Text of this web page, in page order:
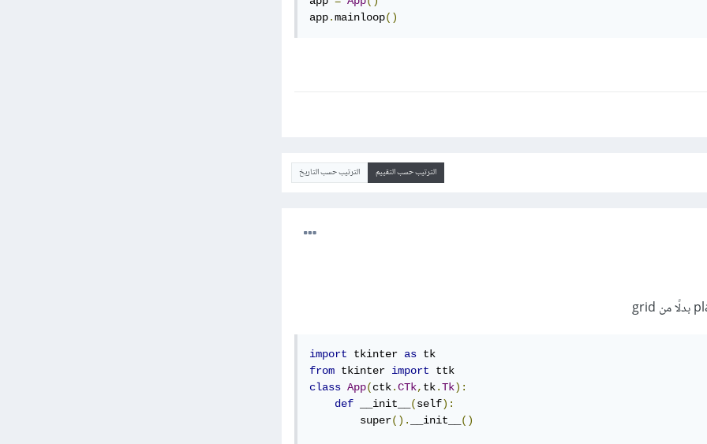
app.mainloop()
الترتيب حسب التقييم الترتيب حسب التاريخ
import tkinter as
from tkinter import
class App(ctk.CTk, tk.Tk):
def __init__ (self):
        super
(). __init__ ()